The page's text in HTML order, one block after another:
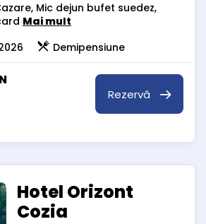
Mic dejun bufet suedez,
Mai mult
Demipensiune
Rezervă
Hotel Orizont
Cozia